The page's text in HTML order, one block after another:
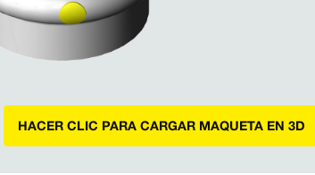
HACER CLIC PARA CARGAR MAQUETA EN 3D